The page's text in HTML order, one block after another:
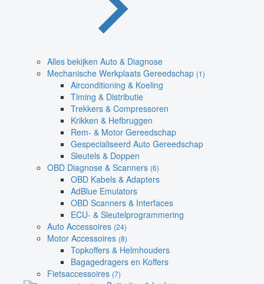
Alles bekijken Auto & Diagnose
Mechanische Werkplaats Gereedschap (1)
Airconditioning & Koeling
Timing & Distributie
Trekkers & Compressoren
Krikken & Hefbruggen
Rem- & Motor Gereedschap
Gespecialiseerd Auto Gereedschap
Sleutels & Doppen
OBD Diagnose & Scanners (6)
OBD Kabels & Adapters
AdBlue Emulators
OBD Scanners & Interfaces
ECU- & Sleutelprogrammering
Auto Accessoires (24)
Motor Accessoires (8)
Topkoffers & Helmhouders
Bagagedragers en Koffers
Fietsaccessoires (7)